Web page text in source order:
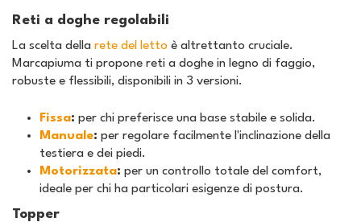
Reti a doghe regolabili
La scelta della rete del letto è altrettanto cruciale.
Marcapiuma ti propone reti a doghe in legno di faggio,
robuste e flessibili, disponibili in 3 versioni.
Fissa: per chi preferisce una base stabile e solida.
Manuale: per regolare facilmente l'inclinazione della
testiera e dei piedi.
Motorizzata: per un controllo totale del comfort,
ideale per chi ha particolari esigenze di postura.
Topper